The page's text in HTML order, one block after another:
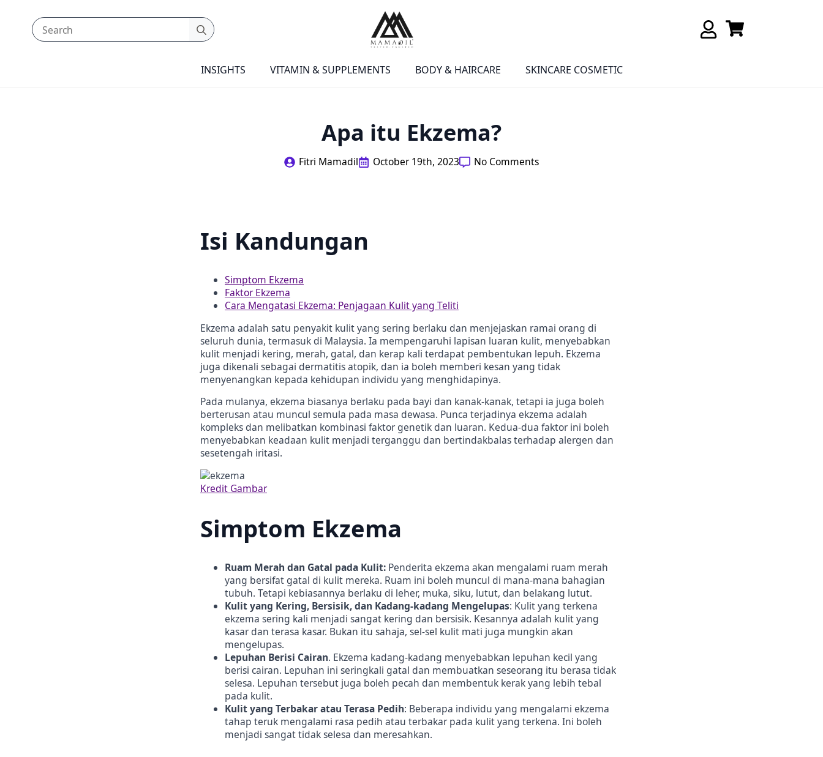
Search
for:
INSIGHTS VITAMIN & SUPPLEMENTS BODY & HAIRCARE SKINCARE COSMETIC
Apa itu Ekzema?
Fitri Mamadil October 19th, 2023 No Comments
Isi Kandungan
Simptom Ekzema
Faktor Ekzema
Cara Mengatasi Ekzema: Penjagaan Kulit yang Teliti
Ekzema adalah satu penyakit kulit yang sering berlaku dan menjejaskan ramai orang di
seluruh dunia, termasuk di Malaysia. Ia mempengaruhi lapisan luaran kulit, menyebabkan
kulit menjadi kering, merah, gatal, dan kerap kali terdapat pembentukan lepuh. Ekzema
juga dikenali sebagai dermatitis atopik, dan ia boleh memberi kesan yang tidak
menyenangkan kepada kehidupan individu yang menghidapinya.
Pada mulanya, ekzema biasanya berlaku pada bayi dan kanak-kanak, tetapi ia juga boleh
berterusan atau muncul semula pada masa dewasa. Punca terjadinya ekzema adalah
kompleks dan melibatkan kombinasi faktor genetik dan luaran. Kedua-dua faktor ini boleh
menyebabkan keadaan kulit menjadi terganggu dan bertindakbalas terhadap alergen dan
sesetengah iritasi.
Kredit Gambar
Simptom Ekzema
Ruam Merah dan Gatal pada Kulit: Penderita ekzema akan mengalami ruam merah
yang bersifat gatal di kulit mereka. Ruam ini boleh muncul di mana-mana bahagian
tubuh. Tetapi kebiasannya berlaku di leher, muka, siku, lutut, dan belakang lutut.
Kulit yang Kering, Bersisik, dan Kadang-kadang Mengelupas: Kulit yang terkena
ekzema sering kali menjadi sangat kering dan bersisik. Kesannya adalah kulit yang
kasar dan terasa kasar. Bukan itu sahaja, sel-sel kulit mati juga mungkin akan
mengelupas.
Lepuhan Berisi Cairan. Ekzema kadang-kadang menyebabkan lepuhan kecil yang
berisi cairan. Lepuhan ini seringkali gatal dan membuatkan seseorang itu berasa tidak
selesa. Lepuhan tersebut juga boleh pecah dan membentuk kerak yang lebih tebal
pada kulit.
Kulit yang Terbakar atau Terasa Pedih: Beberapa individu yang mengalami ekzema
tahap teruk mengalami rasa pedih atau terbakar pada kulit yang terkena. Ini boleh
menjadi sangat tidak selesa dan meresahkan.